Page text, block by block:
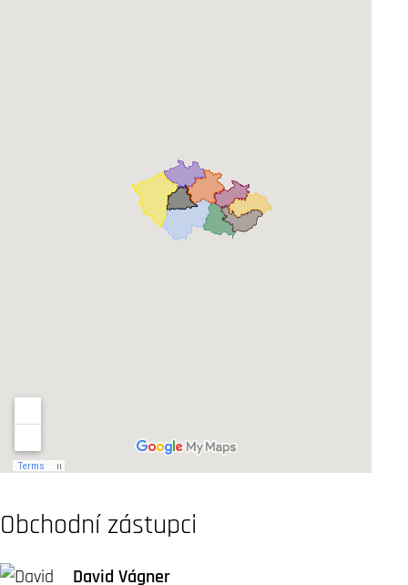
Obchodní zástupci
David Vágner